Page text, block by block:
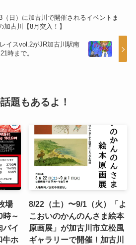
（日）に加古川で開催されるイベントま
加古川【8月突入！】
イスvol.2がJR加古川駅南
時まで。
題もあるよ！
場
時～
バイ
牛ホ
8/22（土）〜9/1（火）「よ
こおいのかんのんさま絵本
原画展」が加古川市立松風
ギャラリーで開催！加古川